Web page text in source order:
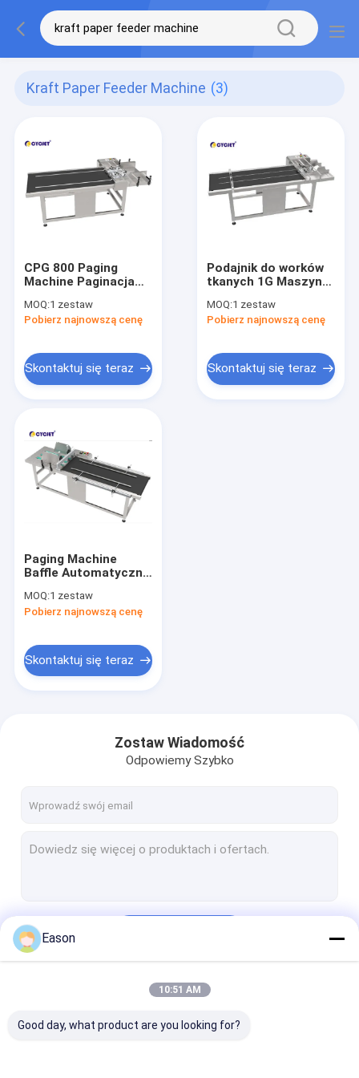
Kraft Paper Feeder Machine (3)
CPG 800 Paging
Machine Paginacja
do podawania
papieru Kraft
MOQ:1 zestaw
Pobierz najnowszą cenę
Skontaktuj się teraz
Podajnik do worków
tkanych 1G Maszyna
papieru CPG 600
AC220V
MOQ:1 zestaw
Pobierz najnowszą cenę
Skontaktuj się teraz
Paging Machine
Baffle Automatyczny
600 Kartonowa
maszyna do
MOQ:1 zestaw
Pobierz najnowszą cenę
Skontaktuj się teraz
Zostaw Wiadomość
Odpowiemy Szybko
Eason
10:51 AM
Good day, what product are you looking for?